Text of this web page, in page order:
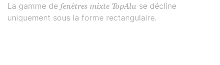
La gamme de fenêtres mixte TopAlu se décline
uniquement sous la forme rectangulaire.